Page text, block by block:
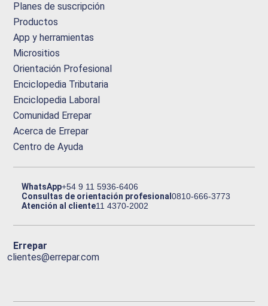
Planes de suscripción
Productos
App y herramientas
Micrositios
Orientación Profesional
Enciclopedia Tributaria
Enciclopedia Laboral
Comunidad Errepar
Acerca de Errepar
Centro de Ayuda
WhatsApp+54 9 11 5936-6406
Consultas de orientación profesional0810-666-3773
Atención al cliente11 4370-2002
Errepar
clientes@errepar.com